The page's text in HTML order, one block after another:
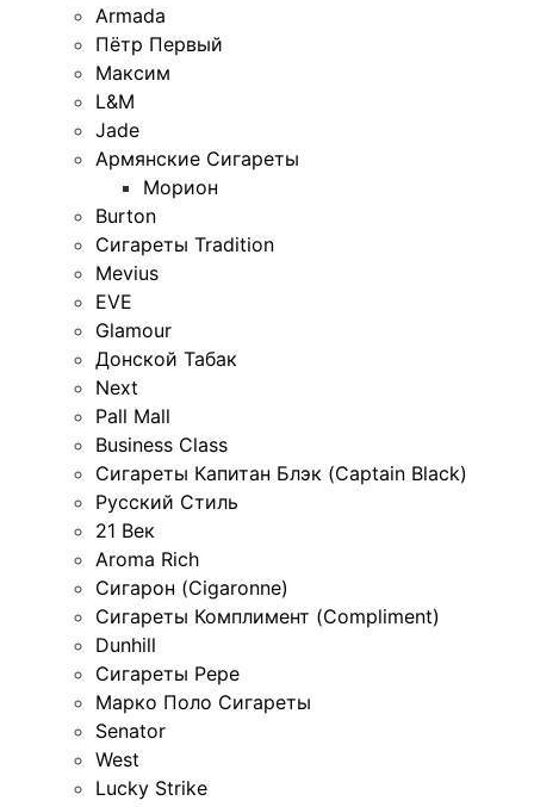
Armada
Пётр Первый
Максим
L&M
Jade
Армянские Сигареты
Морион
Burton
Сигареты Tradition
Mevius
EVE
Glamour
Донской Табак
Next
Pall Mall
Business Class
Сигареты Капитан Блэк (Captain Black)
Русский Стиль
21 Век
Aroma Rich
Сигарон (Cigaronne)
Сигареты Комплимент (Compliment)
Dunhill
Сигареты Pepe
Марко Поло Сигареты
Senator
West
Lucky Strike